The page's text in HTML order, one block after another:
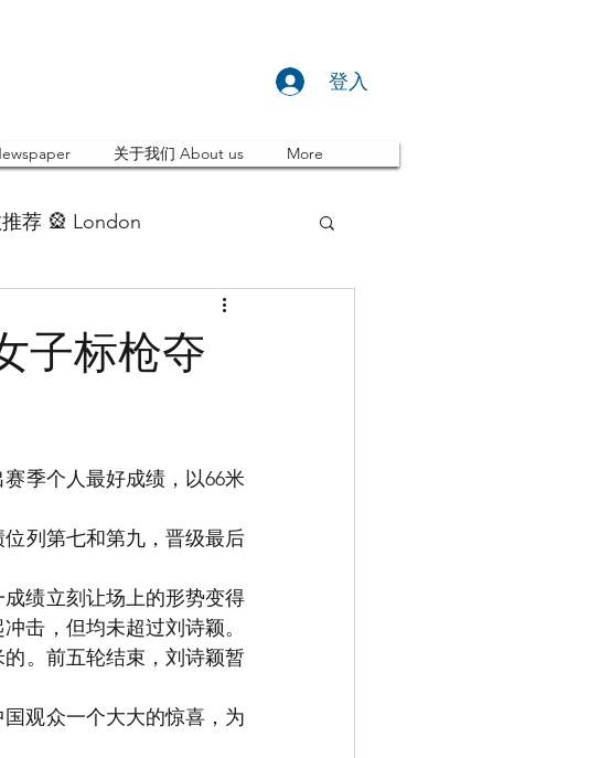
登入
关于我们 About us More
荐 🎡 London
子标枪夺
季个人最好成绩，以66米
位列第七和第九，晋级最后
绩立刻让场上的形势变得
击，但均未超过刘诗颖。
。前五轮结束，刘诗颖暂
观众一个大大的惊喜，为